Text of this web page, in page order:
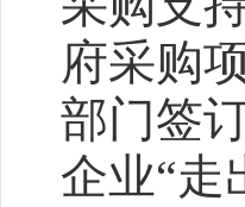
府采购
部门签
企业“走